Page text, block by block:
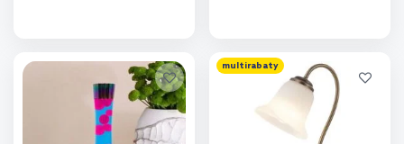
porównania
Dodaj do
porównania
multirabaty